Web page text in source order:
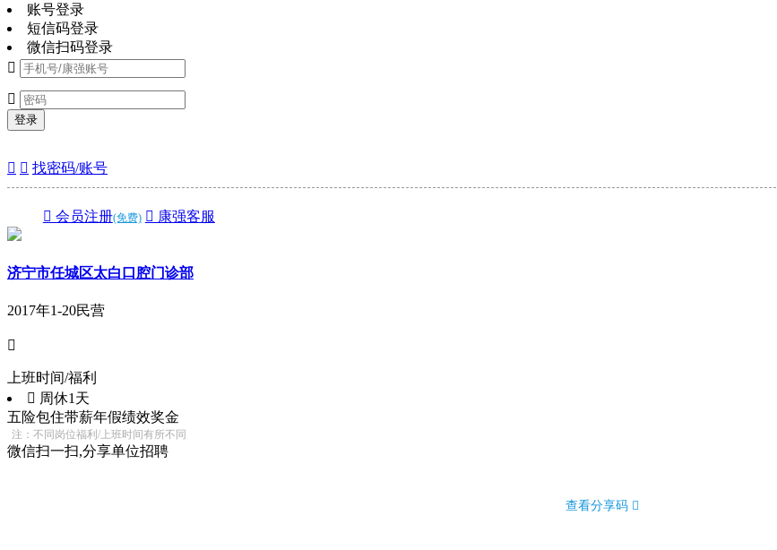
账号登录
短信码登录
微信扫码登录


登录
  找密码/账号
 会员注册(免费)  康强客服
济宁市任城区太白口腔门诊部
2017年1-20民营

上班时间/福利
 周休1天
五险包住带薪年假绩效奖金
注：不同岗位福利/上班时间有所不同
微信扫一扫,分享单位招聘
查看分享码 